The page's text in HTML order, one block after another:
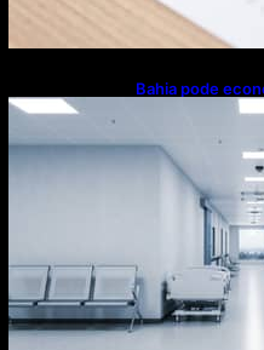
Bahia pode
com